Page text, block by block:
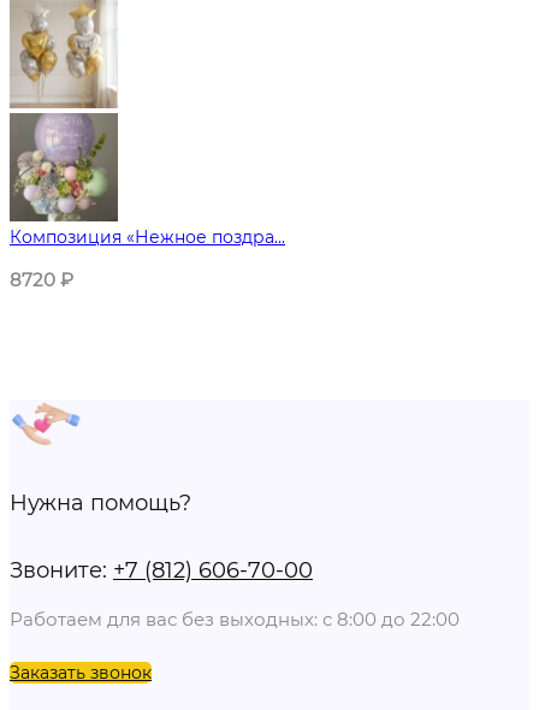
Композиция «Нежное поздра...
8720 ₽
Нужна помощь?
Звоните: +7 (812) 606-70-00
Работаем для вас без выходных: с 8:00 до 22:00
Заказать звонок